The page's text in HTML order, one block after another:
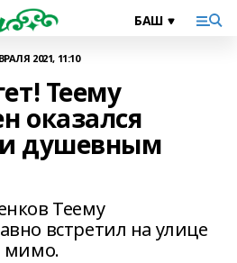
2021, 11:10
Теему
оказался
душевным
Теему
встретил на улице
мимо.